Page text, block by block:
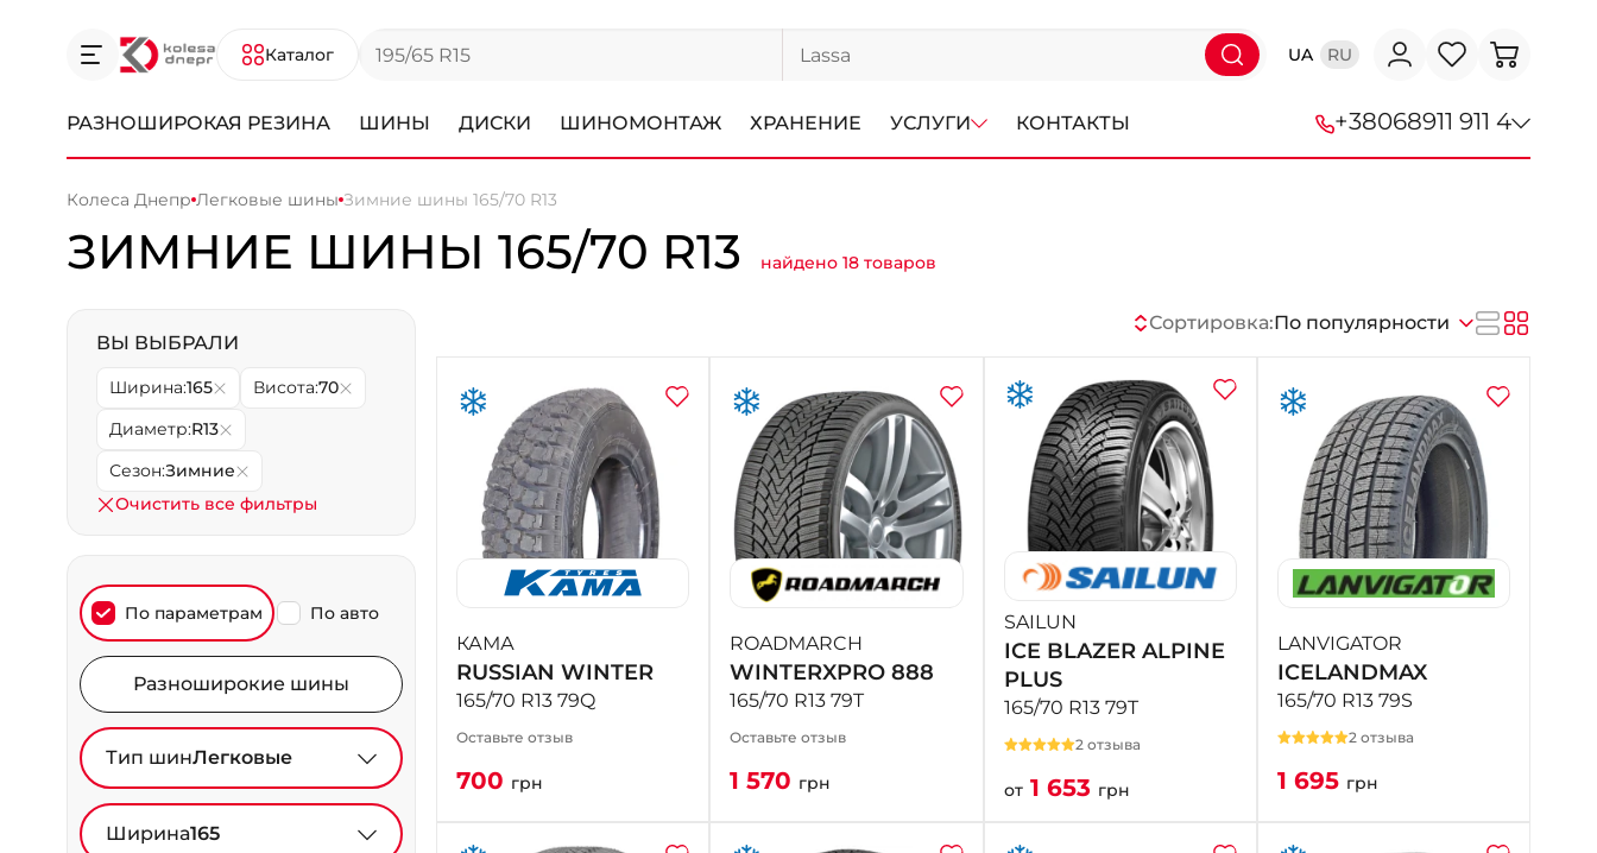
Каталог UA RU
РАЗНОШИРОКАЯ РЕЗИНА ШИНЫ ДИСКИ ШИНОМОНТАЖ ХРАНЕНИЕ УСЛУГИ КОНТАКТЫ +38068911 911 4
+38 (067) 113-44-44
+38 (067) 911-14-14
- на Щепкина
+38 (098) 911-911-0
- на Тополе
+38 (098) 911-911-4
- на Калиновой
+38 (050)-911-911-2
- Тополь
Колеса Днепр Легковые шины Зимние шины 165/70 R13
ЗИМНИЕ ШИНЫ 165/70 R13 найдено 18 товаров
ВЫ ВЫБРАЛИ
Ширина:165 Висота:70
Диаметр:R13
Сезон:Зимние
Очистить все фильтры
По параметрам По авто
Разноширокие шины
Тип шинЛегковые
Ширина165
Сортировка:По популярности
КАМА
RUSSIAN WINTER
165/70 R13 79Q
Оставьте отзыв
700 грн
ROADMARCH
WINTERXPRO 888
165/70 R13 79T
Оставьте отзыв
1 570 грн
SAILUN
ICE BLAZER ALPINE
PLUS
165/70 R13 79T
2 отзыва
от1 653 грн
LANVIGATOR
ICELANDMAX
165/70 R13 79S
2 отзыва
1 695 грн